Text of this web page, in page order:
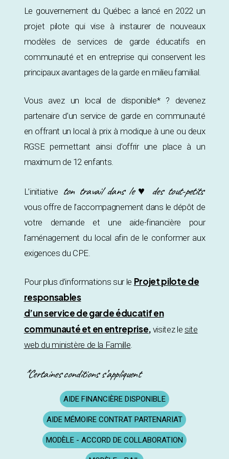
Le gouvernement du Québec a lancé en 2022 un
projet pilote qui vise à instaurer de nouveaux
modèles de services de garde éducatifs en
communauté et en entreprise qui conservent les
principaux avantages de la garde en milieu familial.
Vous avez un local de disponible* ? devenez
partenaire d’un service de garde en communauté
en offrant un local à prix à modique à une ou deux
RGSE permettant ainsi d’offrir une place à un
maximum de 12 enfants.
L’initiative ton travail dans le ♥ des tout-petits
vous offre de l’accompagnement dans le dépôt de
votre demande et une aide-financière pour
l’aménagement du local afin de le conformer aux
exigences du CPE.
Pour plus d’informations sur le Projet pilote de
responsables
d’un service de garde éducatif en
communauté et en entreprise, visitez le site
web du ministère de la Famille.
*Certaines conditions s’appliquent
AIDE FINANCIÈRE DISPONIBLE
AIDE MÉMOIRE CONTRAT PARTENARIAT
MODÈLE - ACCORD DE COLLABORATION